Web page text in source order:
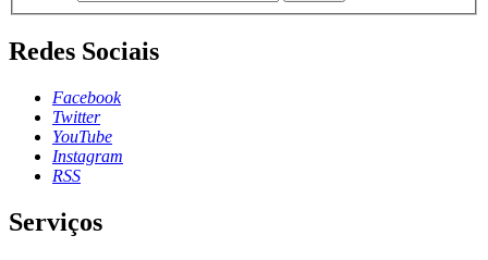
Redes Sociais
Facebook
Twitter
YouTube
Instagram
RSS
Serviços